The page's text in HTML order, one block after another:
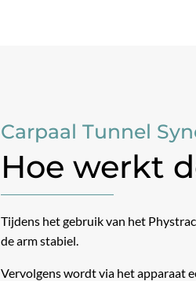
Carpaal Tunnel
Hoe werkt
Tijdens het gebruik van het
de arm stabiel.
Vervolgens wordt via het apparaat